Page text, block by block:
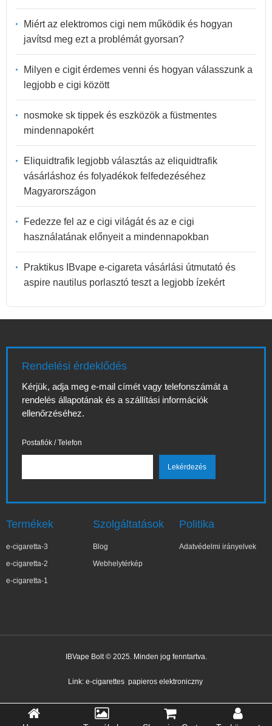
Miért az elektromos cigi nem működik és hogyan
javítsd meg ezt a problémát gyorsan?
Milyen e cigit érdemes venni és hogyan válasszunk a
legjobb e cigi között
nosmoke sk tippek és eszközök a füstmentes
mindennapokért
Eliquidtrafik legjobb választás az eliquidtrafik
vásárláshoz és folyadékok felfedezéséhez
Magyarországon
Fedezze fel az e cigi világát és az e cigi
használatának előnyeit a mindennapokban
Praktikus IBvape e-cigareta vásárlási útmutató és
aspire nautilus porlasztó teszt a legjobb ízekért
Rendelési érdeklődés
Kérjük, adja meg e-mail címét vagy telefonszámát a
rendelés állapotának és a szállítási információk
ellenőrzéséhez.
Postafiók / Telefon
Termékek
e-cigaretta-3
e-cigaretta-2
e-cigaretta-1
Szolgáltatások
Blog
Webhelytérkép
Politika
Adatvédelmi irányelvek
IBVape Bolt © 2025. Minden jog fenntartva.
Link: e-cigarettes papieros elektroniczny
Nemrég vásárolt